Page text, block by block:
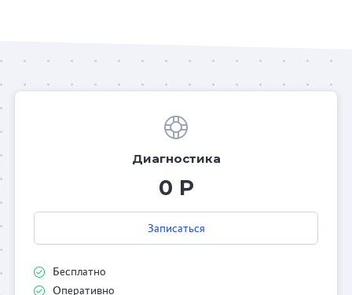
Диагностика
0 Р
Записаться
Бесплатно
Оперативно